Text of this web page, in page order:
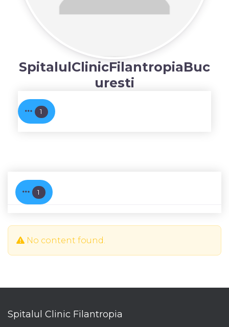
SpitalulClinicFilantropiaBuc
uresti
1
1
No content found.
Spitalul Clinic Filantropia